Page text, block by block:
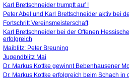
Karl Brettschneider trumpft auf !
Peter Abel und Karl Brettschneider aktiv bei
Fortschritt Vereinsmeisterschaft
Karl Brettschneider bei der Offenen
erfolgreich
Maiblitz: Peter Breuning
Jugendblitz Mai
Dr. Markus Kottke gewinnt Bebenhausener
Dr. Markus Kottke erfolgreich beim Schach